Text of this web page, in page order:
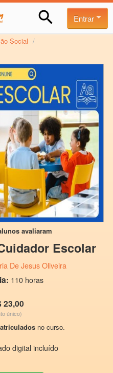
Entrar
Social /
avaliaram
Escolar
De Jesus Oliveira
110 horas
23,00
único)
no curso.
digital incluído